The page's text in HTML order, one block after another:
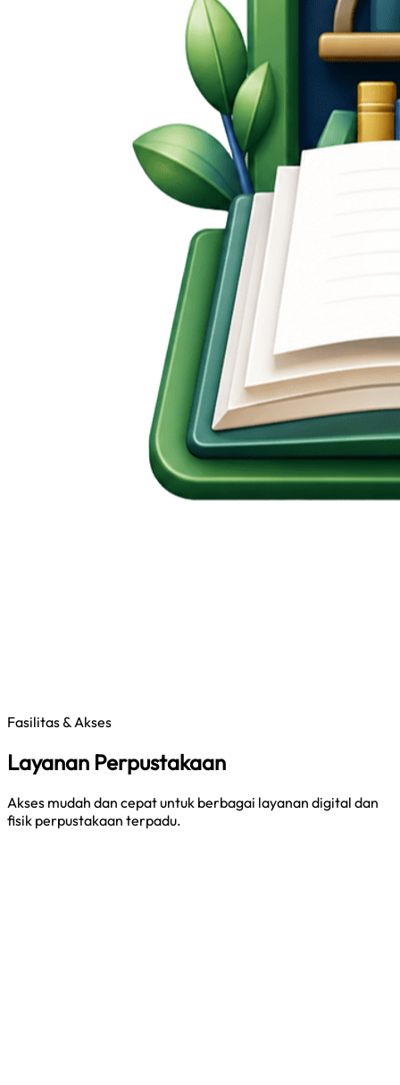
Fasilitas & Akses
Layanan Perpustakaan
Akses mudah dan cepat untuk berbagai layanan digital dan
fisik perpustakaan terpadu.